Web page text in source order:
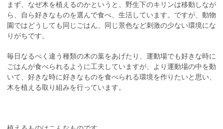
まず、なぜ木を植えるのかというと、野生下のキリンは移動しなが
ら、自ら好きなものを選んで食べ、生活しています。ですが、動物
園ではどうしても同じごはん、同じ景色など刺激の少ない環境にな
りがちです。
毎日なるべく違う種類の木の葉をあげたり、運動場でも好きな時に
ごはんが食べられるように工夫していますが、より運動場の中を動
いて、好きな時に好きなものを食べられる環境を作りたいと思い、
木を植える取り組みを行っています。